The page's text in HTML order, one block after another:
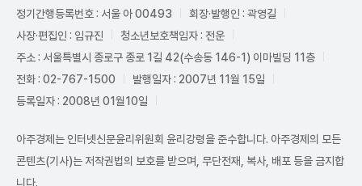
정기간행등록번호 : 서울 아 00493
회장·발행인 : 곽영길
사장·편집인 : 임규진
청소년보호책임자 : 전운
주소 : 서울특별시 종로구 종로 1길 42(수송동 146-1) 이마빌딩 11층
전화 : 02-767-1500
발행일자 : 2007년 11월 15일
등록일자 : 2008년 01월10일
아주경제는 인터넷신문윤리위원회 윤리강령을 준수합니다. 아주경제의 모든
콘텐츠(기사)는 저작권법의 보호를 받으며, 무단전재, 복사, 배포 등을 금지합
니다.